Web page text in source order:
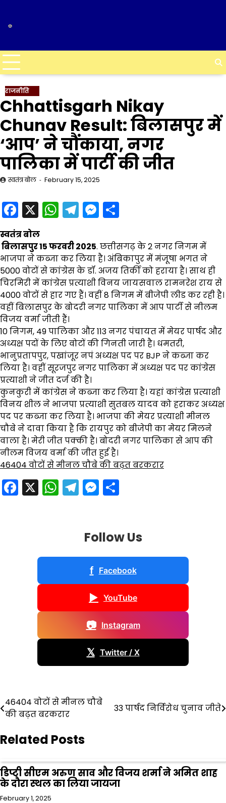
content
राजनीति
Chhattisgarh Nikay
Chunav Result: बिलासपुर में
‘आप’ ने चौंकाया, नगर
पालिका में पार्टी की जीत
स्वतंत्र बोल February 15, 2025
Facebook
X WhatsApp
Telegram
Messenger
स्वतंत्र बोल
बिलासपुर 15 फरवरी 2025. छत्तीसगढ़ के 2 नगर निगम में
भाजपा ने कब्जा कर लिया है। अंबिकापुर में मंजूषा भगत ने
5000 वोटों से कांग्रेस के डॉ. अजय तिर्की को हराया है। साथ ही
चिरमिरी में कांग्रेस प्रत्याशी विनय जायसवाल रामनरेश राय से
4000 वोटों से हार गए हैं। वहीं 8 निगम में बीजेपी लीड कर रही है।
वहीं बिलासपुर के बोदरी नगर पालिका में आप पार्टी से नीलम
विजय वर्मा जीती हैं।
10 निगम, 49 पालिका और 113 नगर पंचायत में मेयर पार्षद और
अध्यक्ष पदों के लिए वोटों की गिनती जारी है। धमतरी,
भानुप्रतापपुर, पखांजूर नपं अध्यक्ष पद पर BJP ने कब्जा कर
लिया है। वहीं सूरजपुर नगर पालिका में अध्यक्ष पद पर कांग्रेस
प्रत्याशी ने जीत दर्ज की है।
कुनकुरी में कांग्रेस ने कब्जा कर लिया है। यहां कांग्रेस प्रत्याशी
विनय शील ने भाजपा प्रत्याशी सुतबल यादव को हराकर अध्यक्ष
पद पर कब्जा कर लिया है। भाजपा की मेयर प्रत्याशी मीनल
चौबे ने दावा किया है कि रायपुर को बीजेपी का मेयर मिलने
वाला है। मेरी जीत पक्की है। बोदरी नगर पालिका से आप की
नीलम विजय वर्मा की जीत हुई है।
46404 वोटों से मीनल चौबे की बढ़त बरकरार
Facebook
X WhatsApp
Telegram
Messenger
Follow Us
f Facebook
▶ YouTube
📷 Instagram
𝕏 Twitter / X
Post
navigation
46404 वोटों से मीनल चौबे
की बढ़त बरकरार
33 पार्षद निर्विरोध चुनाव जीते
Related Posts
डिप्टी सीएम अरुण साव और विजय शर्मा ने अमित शाह
के दौरा स्थल का लिया जायजा
February 1, 2025